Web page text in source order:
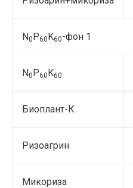
N0P60K60-фон 1
N0P60K60
Биоплант-К
Ризоагрин
Микориза